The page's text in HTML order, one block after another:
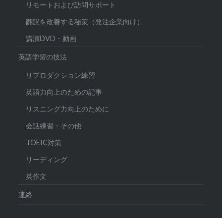
リモートおよび訪問サポート
翻訳を改善する秘策（発注企業向け）
講演DVD・動画
英語学習の技法
リプロダクション練習
英語力向上のための記事
リスニング力向上のために
会話練習・その他
TOEIC対策
リーディング
英作文
連絡